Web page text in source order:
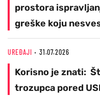
prostora
greške koju
UREĐAJI 31.07.2026
Korisno je znati:
trozupca pored